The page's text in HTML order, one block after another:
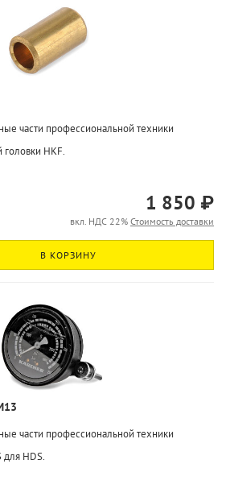
части профессиональной техники
HKF.
1 850 ₽
вкл. НДС 22% Стоимость доставки
В КОРЗИНУ
части профессиональной техники
HDS.